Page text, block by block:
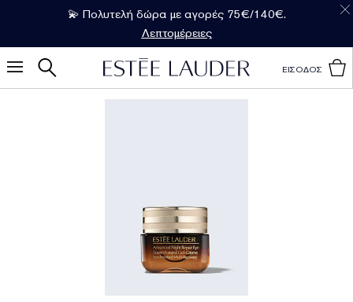
💫 Πολυτελή δώρα με αγορές 75€/140€.
Λεπτομέρειες
ΕΙΣΟΔΟΣ